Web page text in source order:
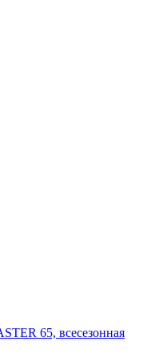
65, всесезонная